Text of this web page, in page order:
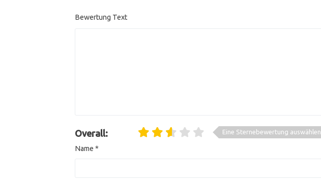
Bewertung Text
Overall: Eine Sternebewertung auswählen
Name *